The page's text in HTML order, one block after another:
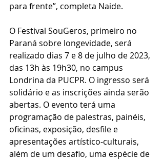
para frente”, completa Naide.
O Festival SouGeros, primeiro no
Paraná sobre longevidade, será
realizado dias 7 e 8 de julho de 2023,
das 13h às 19h30, no campus
Londrina da PUCPR. O ingresso será
solidário e as inscrições ainda serão
abertas. O evento terá uma
programação de palestras, painéis,
oficinas, exposição, desfile e
apresentações artístico-culturais,
além de um desafio, uma espécie de